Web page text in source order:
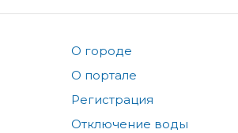
О городе
О портале
Регистрация
Отключение воды